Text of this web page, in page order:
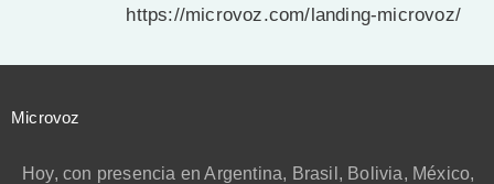
Microvoz
Hoy, con presencia en Argentina, Brasil, Bolivia, México,